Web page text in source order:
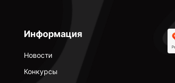
Информация
Новости
Конкурсы